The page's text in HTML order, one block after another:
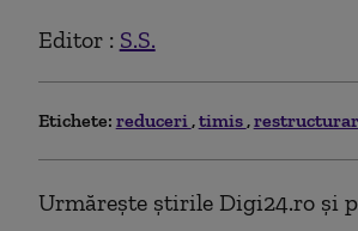
Editor : S.S.
Etichete: reduceri timis
Urmărește știrile Digi24.ro și